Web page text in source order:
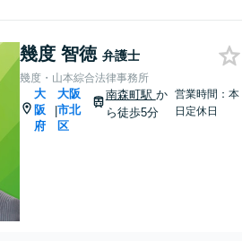
幾度 智徳 弁護士
幾度・山本綜合法律事務所
大
阪
府
|
大阪
市北
区
南森町駅 か
ら徒歩5分
営業時間：本
日定休日